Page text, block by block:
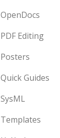
OpenDocs
PDF Editing
Posters
Quick Guides
SysML
Templates